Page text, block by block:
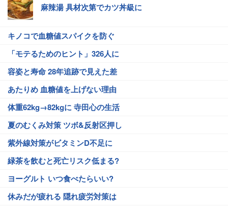
麻辣湯 具材次第でカツ丼級に
キノコで血糖値スパイクを防ぐ
「モテるためのヒント」326人に
容姿と寿命 28年追跡で見えた差
あたりめ 血糖値を上げない理由
体重62kg→82kgに 寺田心の生活
夏のむくみ対策 ツボ&反射区押し
紫外線対策がビタミンD不足に
緑茶を飲むと死亡リスク低まる?
ヨーグルト いつ食べたらいい?
休みだが疲れる 隠れ疲労対策は